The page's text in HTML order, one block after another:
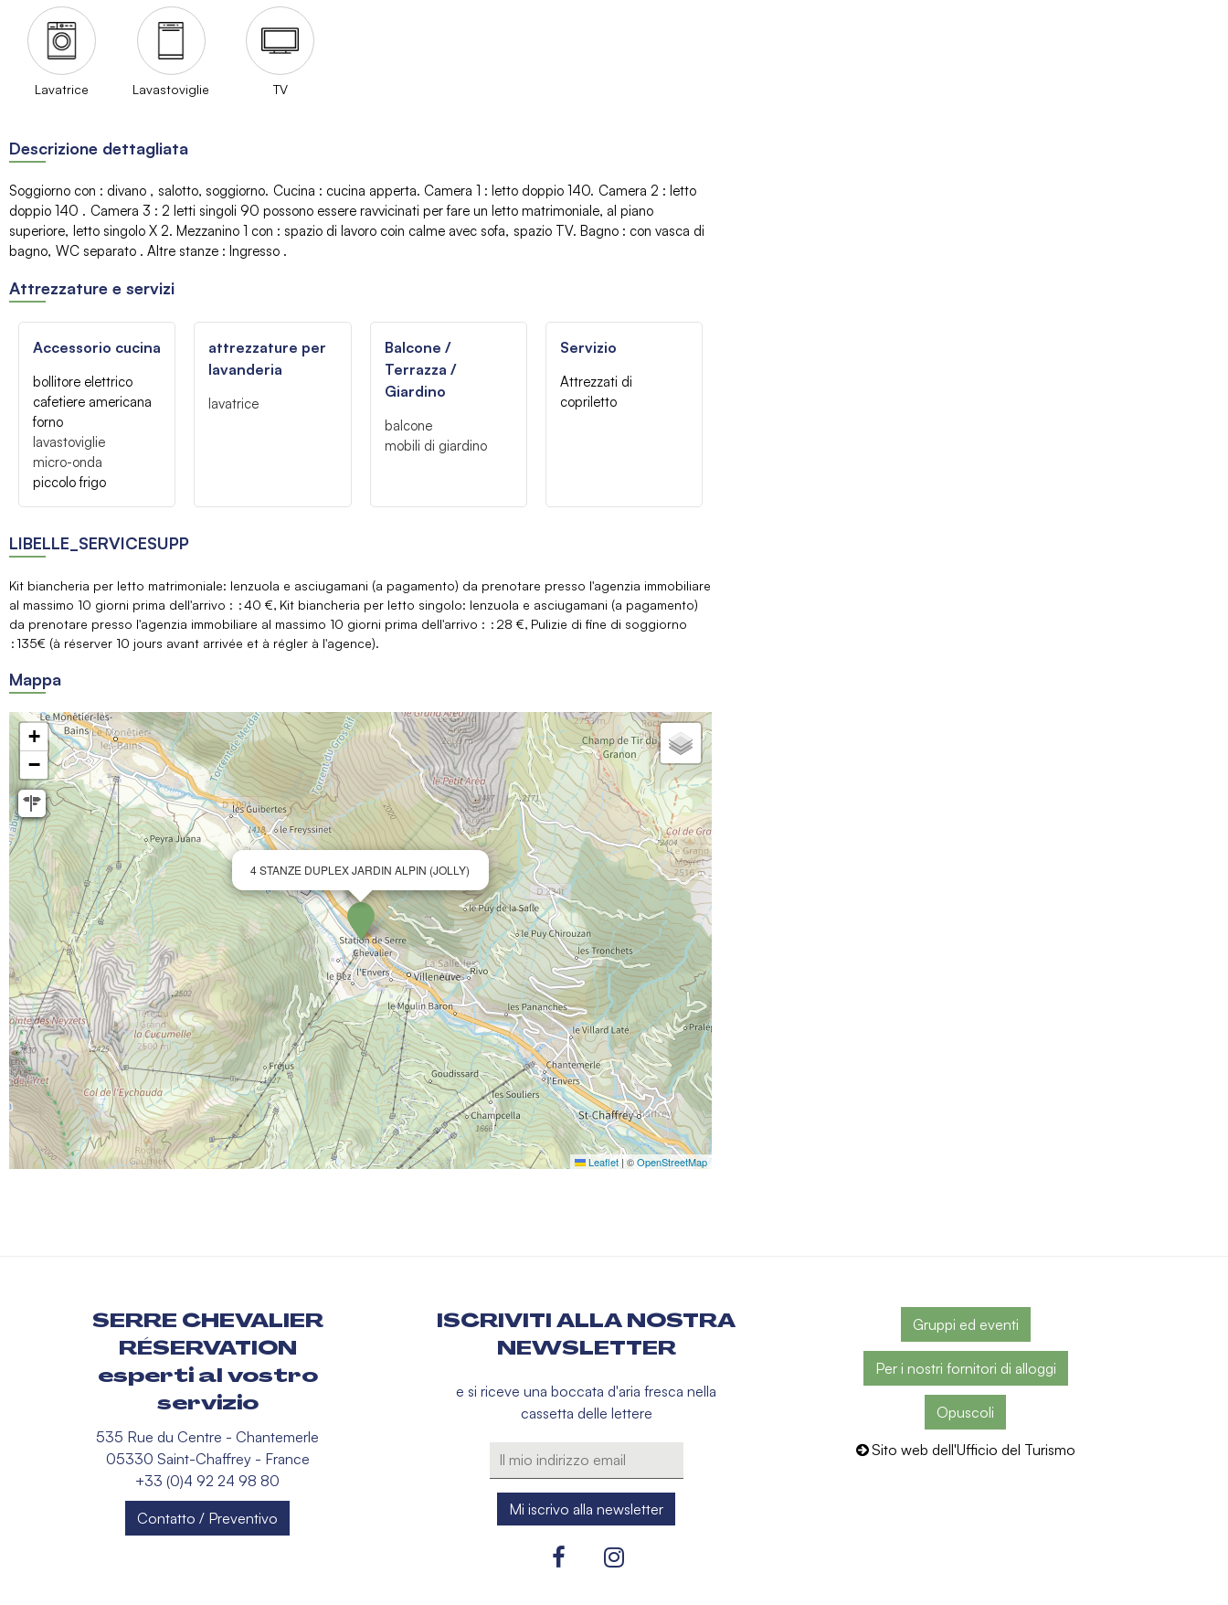
Lavatrice Lavastoviglie TV
Descrizione dettagliata
Soggiorno con : divano salotto soggiorno Cucina : cucina apperta Camera 1 : letto doppio 140 Camera 2 : letto
doppio 140
Camera 3 : 2 letti singoli 90 possono essere ravvicinati per fare un letto matrimoniale al piano
superiore letto singolo X 2 Mezzanino 1 con : spazio di lavoro coin calme avec sofa spazio TV Bagno : con vasca di
bagno WC separato Altre stanze : Ingresso
Attrezzature e servizi
Accessorio cucina
bollitore elettrico
cafetiere americana
forno
lavastoviglie
micro-onda
piccolo frigo
attrezzature per
lavanderia
lavatrice
Balcone /
Terrazza /
Giardino
balcone
mobili di giardino
Servizio
Attrezzati di
copriletto
LIBELLE_SERVICESUPP
Kit biancheria per letto matrimoniale: lenzuola e asciugamani (a pagamento) da prenotare presso l'agenzia immobiliare
al massimo 10 giorni prima dell'arrivo :
40 € Kit biancheria per letto singolo: lenzuola e asciugamani (a pagamento)
da prenotare presso l'agenzia immobiliare al massimo 10 giorni prima dell'arrivo :
28 € Pulizie di fine di soggiorno
135€ (à réserver 10 jours avant arrivée et à régler à l'agence)
Mappa
4 STANZE DUPLEX JARDIN ALPIN (JOLLY)
+
−
Leaflet | ©OpenStreetMap
SERRE CHEVALIER
RÉSERVATION
esperti al vostro
servizio
535 Rue du Centre - Chantemerle
05330 Saint-Chaffrey - France
+33 (0)4 92 24 98 80
Contatto / Preventivo
ISCRIVITI ALLA NOSTRA
NEWSLETTER
e si riceve una boccata d'aria fresca nella
cassetta delle lettere
Gruppi ed eventi
Per i nostri fornitori di alloggi
Opuscoli
Sito web dell'Ufficio del Turismo